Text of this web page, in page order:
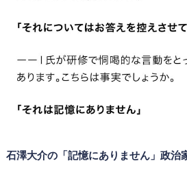
石澤大介の「記憶にありません」政治